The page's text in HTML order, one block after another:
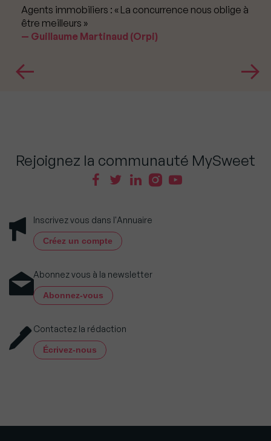
Agents immobiliers : « La concurrence nous oblige à
être meilleurs »
Guillaume Martinaud (Orpi)
Rejoignez la communauté MySweet
Inscrivez vous dans l'Annuaire
Créez un compte
Abonnez vous à la newsletter
Abonnez-vous
Contactez la rédaction
Écrivez-nous